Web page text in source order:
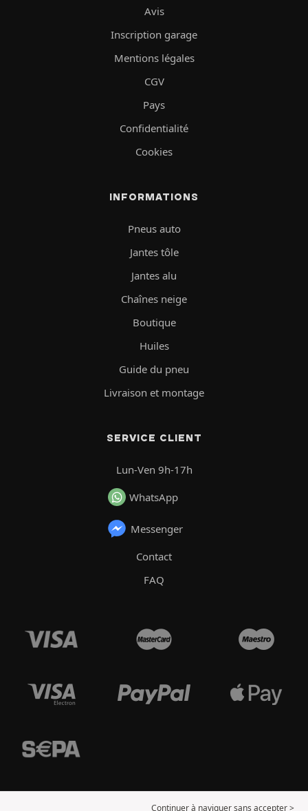
Avis
Inscription garage
Mentions légales
CGV
Pays
Confidentialité
Cookies
INFORMATIONS
Pneus auto
Jantes tôle
Jantes alu
Chaînes neige
Boutique
Huiles
Guide du pneu
Livraison et montage
SERVICE CLIENT
Lun-Ven 9h-17h
WhatsApp
Messenger
Contact
FAQ
Continuer à naviguer sans accepter >